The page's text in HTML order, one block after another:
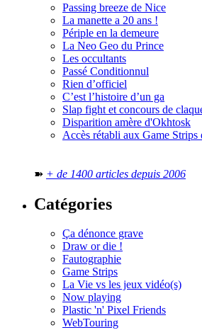
Passing breeze de Nice
La manette a 20 ans !
Périple en la demeure
La Neo Geo du Prince
Les occultants
Passé Conditionnul
Rien d’officiel
C’est l’histoire d’un ga
Slap fight et concours de
Disparition amère d'Okhtosk
Accès rétabli aux Game Strips
➽ + de 1400 articles depuis 2006
Catégories
Ça dénonce grave
Draw or die !
Fautographie
Game Strips
La Vie vs les jeux vidéo(s)
Now playing
Plastic 'n' Pixel Friends
WebTouring